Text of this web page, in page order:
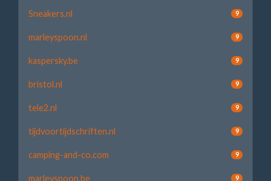
Sneakers.nl 9
marleyspoon.nl 9
kaspersky.be 9
bristol.nl 9
tele2.nl 9
tijdvoortijdschriften.nl 9
camping-and-co.com 9
marleyspoon.be 9